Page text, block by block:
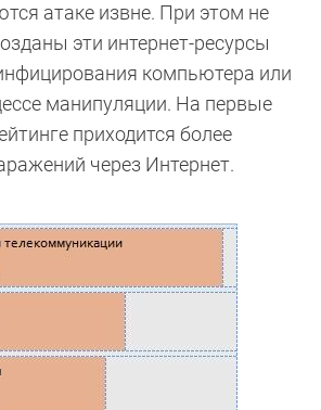
атаке извне. При этом не
эти интернет-ресурсы
компьютера или
манипуляции. На первые
приходится более
через Интернет.